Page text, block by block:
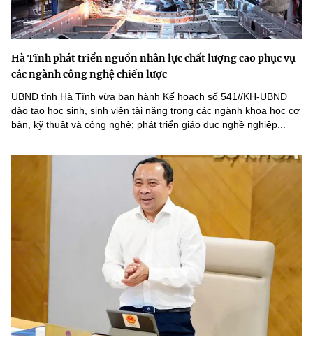
Hà Tĩnh phát triển nguồn nhân lực chất lượng cao phục vụ
các ngành công nghệ chiến lược
UBND tỉnh Hà Tĩnh vừa ban hành Kế hoạch số 541//KH-UBND
đào tạo học sinh, sinh viên tài năng trong các ngành khoa học cơ
bản, kỹ thuật và công nghệ; phát triển giáo dục nghề nghiệp...